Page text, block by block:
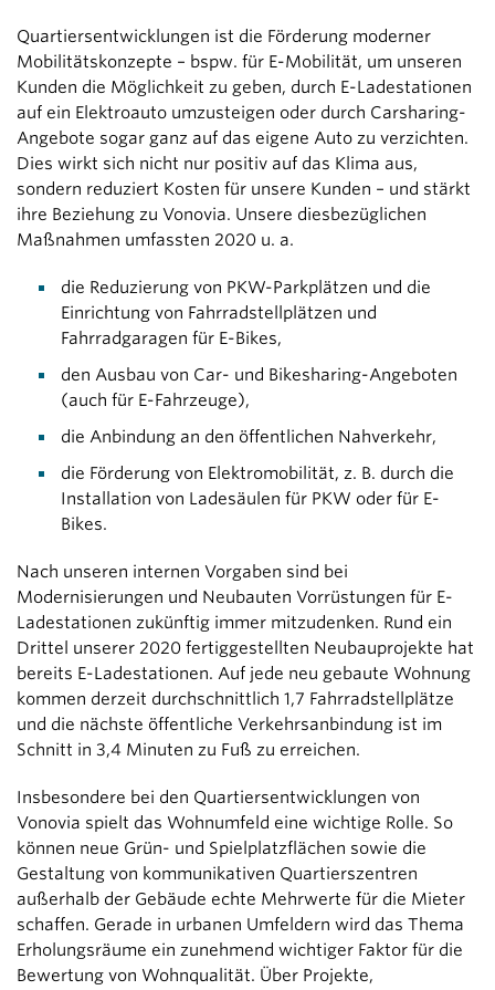
Quartiersentwicklungen ist die Förderung moderner
Mobilitätskonzepte – bspw. für E-Mobilität, um unseren
Kunden die Möglichkeit zu geben, durch E-Ladestationen
auf ein Elektroauto umzusteigen oder durch Carsharing-
Angebote sogar ganz auf das eigene Auto zu verzichten.
Dies wirkt sich nicht nur positiv auf das Klima aus,
sondern reduziert Kosten für unsere Kunden – und stärkt
ihre Beziehung zu Vonovia. Unsere diesbezüglichen
Maßnahmen umfassten 2020 u. a.
die Reduzierung von PKW-Parkplätzen und die
Einrichtung von Fahrradstellplätzen und
Fahrradgaragen für E-Bikes,
den Ausbau von Car- und Bikesharing-Angeboten
(auch für E-Fahrzeuge),
die Anbindung an den öffentlichen Nahverkehr,
die Förderung von Elektromobilität, z. B. durch die
Installation von Ladesäulen für PKW oder für E-
Bikes.
Nach unseren internen Vorgaben sind bei
Modernisierungen und Neubauten Vorrüstungen für E-
Ladestationen zukünftig immer mitzudenken. Rund ein
Drittel unserer 2020 fertiggestellten Neubauprojekte hat
bereits E-Ladestationen. Auf jede neu gebaute Wohnung
kommen derzeit durchschnittlich 1,7 Fahrradstellplätze
und die nächste öffentliche Verkehrsanbindung ist im
Schnitt in 3,4 Minuten zu Fuß zu erreichen.
Insbesondere bei den Quartiersentwicklungen von
Vonovia spielt das Wohnumfeld eine wichtige Rolle. So
können neue Grün- und Spielplatzflächen sowie die
Gestaltung von kommunikativen Quartierszentren
außerhalb der Gebäude echte Mehrwerte für die Mieter
schaffen. Gerade in urbanen Umfeldern wird das Thema
Erholungsräume ein zunehmend wichtiger Faktor für die
Bewertung von Wohnqualität. Über Projekte,